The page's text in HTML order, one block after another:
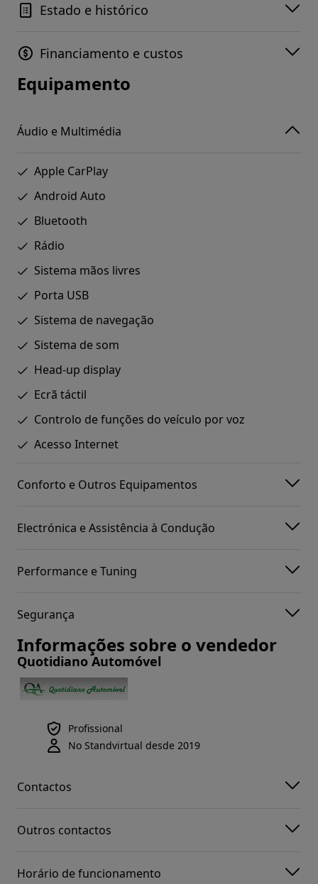
Estado e histórico
Financiamento e custos
Equipamento
Áudio e Multimédia
Apple CarPlay
Android Auto
Bluetooth
Rádio
Sistema mãos livres
Porta USB
Sistema de navegação
Sistema de som
Head-up display
Ecrã táctil
Controlo de funções do veículo por voz
Acesso Internet
Conforto e Outros Equipamentos
Electrónica e Assistência à Condução
Performance e Tuning
Segurança
Informações sobre o vendedor
Quotidiano Automóvel
Profissional
No Standvirtual desde 2019
Contactos
Outros contactos
Horário de funcionamento